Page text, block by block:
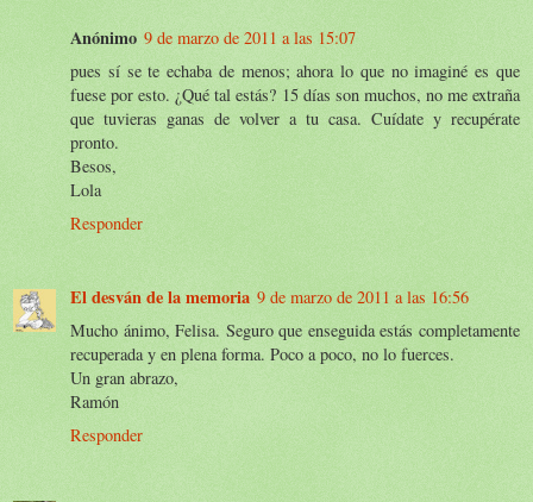
Anónimo 9 de marzo de 2011 a las 15:07
pues sí se te echaba de menos; ahora lo que no imaginé es que
fuese por esto. ¿Qué tal estás? 15 días son muchos, no me extraña
que tuvieras ganas de volver a tu casa. Cuídate y recupérate
pronto.
Besos,
Lola
Responder
El desván de la memoria 9 de marzo de 2011 a las 16:56
Mucho ánimo, Felisa. Seguro que enseguida estás completamente
recuperada y en plena forma. Poco a poco, no lo fuerces.
Un gran abrazo,
Ramón
Responder